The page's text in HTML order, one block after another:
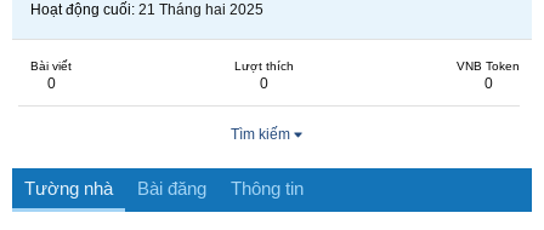
Hoạt động cuối 21 Tháng hai 2025
Bài viết
0
Lượt thích
0
VNB Token
0
Tìm kiếm
Tường nhà Bài đăng Thông tin